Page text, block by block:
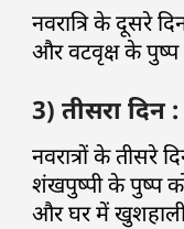
नवरात्रि के दूसरे
और वटवृक्ष के पुष्प
3) तीसरा दिन :
नवरात्रों के तीसरे
शंखपुष्पी के पुष्प
और घर में